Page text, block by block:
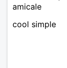
amicale
cool simple